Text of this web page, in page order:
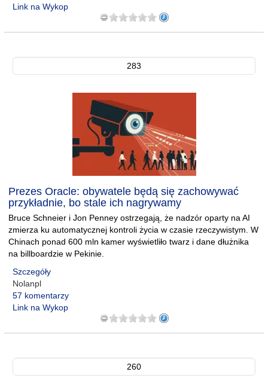
Link na Wykop
283
Prezes Oracle: obywatele będą się zachowywać
przykładnie, bo stale ich nagrywamy
Bruce Schneier i Jon Penney ostrzegają, że nadzór oparty na AI
zmierza ku automatycznej kontroli życia w czasie rzeczywistym. W
Chinach ponad 600 mln kamer wyświetliło twarz i dane dłużnika
na billboardzie w Pekinie.
Szczegóły
Nolanpl
57 komentarzy
Link na Wykop
260